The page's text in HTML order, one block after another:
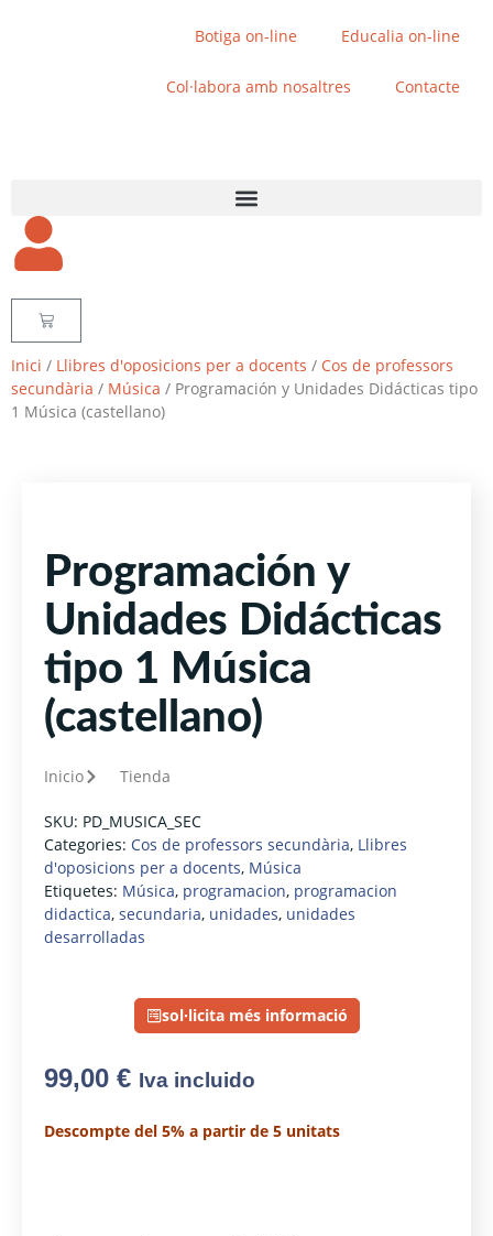
Botiga on-line Educalia on-line
Col·labora amb nosaltres Contacte
Inici / Llibres d'oposicions per a docents / Cos de professors
secundària / Música / Programación y Unidades Didácticas tipo
1 Música (castellano)
Programación y
Unidades Didácticas
tipo 1 Música
(castellano)
Inicio Tienda
SKU: PD_MUSICA_SEC
Categories: Cos de professors secundària, Llibres
d'oposicions per a docents, Música
Etiquetes: Música, programacion, programacion
didactica, secundaria, unidades, unidades
desarrolladas
sol·licita més informació
99,00 € Iva incluido
Descompte del 5% a partir de 5 unitats